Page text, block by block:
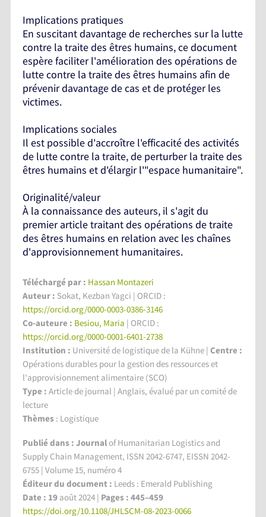
Implications pratiques
En suscitant davantage de recherches sur la lutte
contre la traite des êtres humains, ce document
espère faciliter l'amélioration des opérations de
lutte contre la traite des êtres humains afin de
prévenir davantage de cas et de protéger les
victimes.
Implications sociales
Il est possible d'accroître l'efficacité des activités
de lutte contre la traite, de perturber la traite des
êtres humains et d'élargir l'"espace humanitaire".
Originalité/valeur
À la connaissance des auteurs, il s'agit du
premier article traitant des opérations de traite
des êtres humains en relation avec les chaînes
d'approvisionnement humanitaires.
Téléchargé par : Hassan Montazeri
Auteur : Sokat, Kezban Yagci | ORCID :
https://orcid.org/0000-0003-0386-3146
Co-auteure : Besiou, Maria | ORCID :
https://orcid.org/0000-0001-6401-2738
Institution : Université de logistique de la Kühne | Centre :
Opérations durables pour la gestion des ressources et
l'approvisionnement alimentaire (SCO)
Type : Article de journal | Anglais, évalué par un comité de
lecture
Thèmes : Logistique
Publié dans : Journalof Humanitarian Logistics and
Supply Chain Management, ISSN 2042-6747, EISSN 2042-
6755 | Volume 15, numéro 4
Éditeur du document : Leeds : Emerald Publishing
Date : 19 août 2024 | Pages : 445–459
https://doi.org/10.1108/JHLSCM-08-2023-0066